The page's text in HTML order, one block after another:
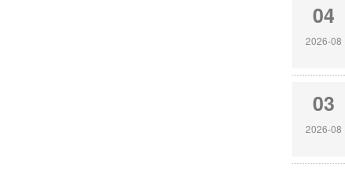
04
2026-08
03
2026-08